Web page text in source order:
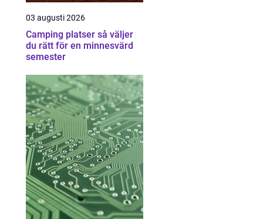
03 augusti 2026
Camping platser så väljer
du rätt för en minnesvärd
semester